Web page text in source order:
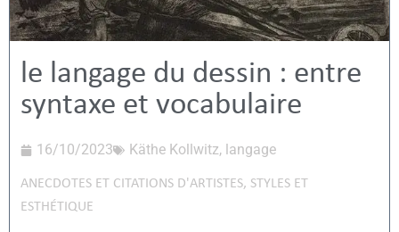
le langage du dessin : entre
syntaxe et vocabulaire
16/10/2023 Käthe Kollwitz, langage
ANECDOTES ET CITATIONS D'ARTISTES, STYLES ET
ESTHÉTIQUE